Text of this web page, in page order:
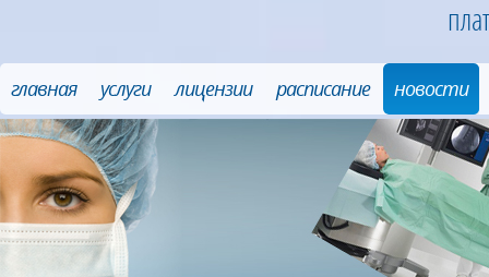
главная услуги лицензии расписание новости